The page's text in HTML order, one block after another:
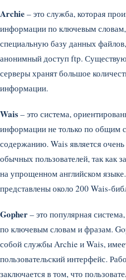
Archie – это служба, которая
информации по ключевым
специальную базу данных
анонимный доступ ftp.
серверы хранят большое
информации.
Wais – это система,
информации не только по общим
содержанию. Wais является
обычных пользователей, так как
на упрощенном английском
представлены около 200 Wais-
Gopher– это популярная
по ключевым словам и фразам.
собой службы Archie и Wais,
пользовательский интерфейс.
заключается в том, что